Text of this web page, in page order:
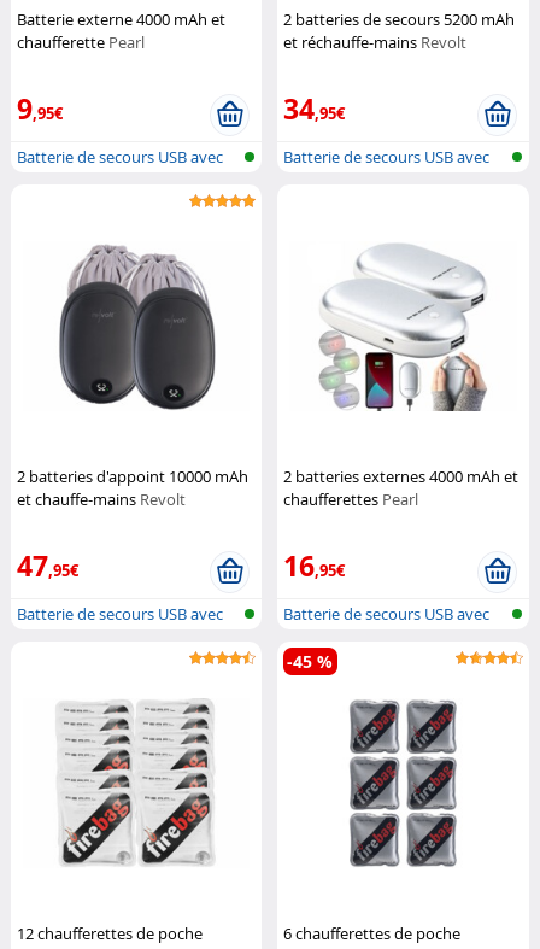
Batterie externe 4000 mAh et
chaufferette Pearl
9,95€
Batterie de secours USB avec
2 batteries de secours 5200 mAh
et réchauffe-mains Revolt
34,95€
Batterie de secours USB avec
2 batteries d'appoint 10000 mAh
et chauffe-mains Revolt
47,95€
Batterie de secours USB avec
2 batteries externes 4000 mAh et
chaufferettes Pearl
16,95€
Batterie de secours USB avec
chauff...
12 chaufferettes de poche
6 chaufferettes de poche
-45 %